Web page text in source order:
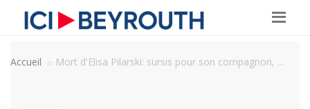
Accueil Mort d'Elisa Pilarski: sursis pour son compagnon, ...